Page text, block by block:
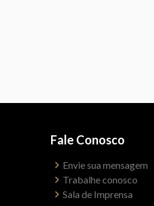
Fale Conosco
Envie sua mensagem
Trabalhe conosco
Sala de Imprensa